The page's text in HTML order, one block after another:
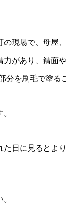
現場で、母屋
があり、錆面
を刷毛で塗る
日に見るとよ